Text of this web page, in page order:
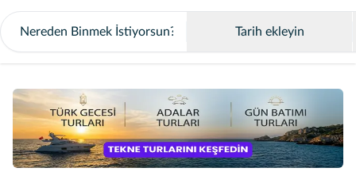
Tarih ekleyin